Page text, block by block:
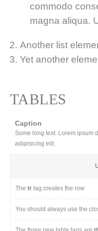
commodo
magna aliqua.
Another list
Yet another
TABLES
Caption
Some long text. Lorem ipsum
adipisicing elit.
The tr tag creates the row
You should always use the